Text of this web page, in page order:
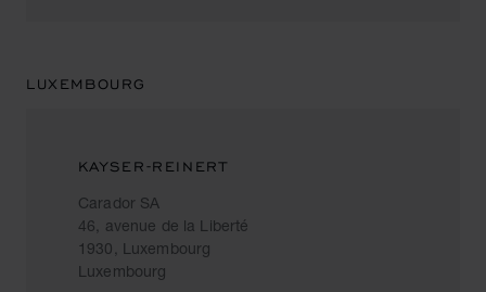
LUXEMBOURG
KAYSER-REINERT
Carador SA
46, avenue de la Liberté
1930, Luxembourg
Luxembourg